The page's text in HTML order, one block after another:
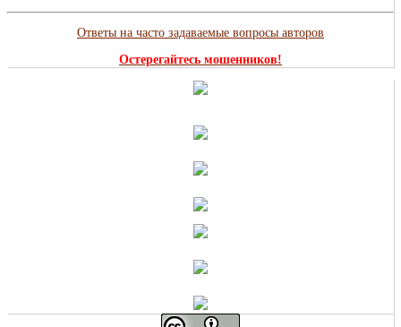
Ответы на часто задаваемые вопросы авторов
Остерегайтесь мошенников!